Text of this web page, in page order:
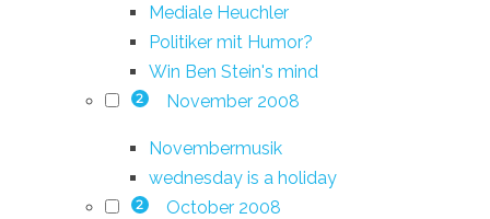
Mediale Heuchler
Politiker mit Humor?
Win Ben Stein's mind
2 November 2008
Novembermusik
wednesday is a holiday
2 October 2008